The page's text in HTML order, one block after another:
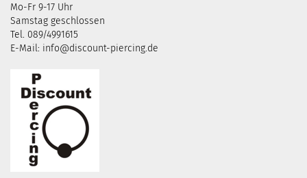
Mo-Fr 9-17 Uhr
Samstag geschlossen
Tel. 089/4991615
E-Mail: info@discount-piercing.de